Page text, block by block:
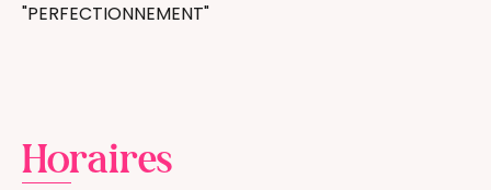
"PERFECTIONNEMENT"
Horaires